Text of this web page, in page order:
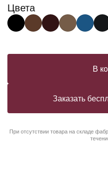
Цвета
В
Заказать
При отсутствии товара на складе